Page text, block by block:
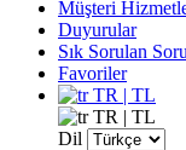
Müşteri
Duyurular
Sık Sorulan
Favoriler
TR | TL
TR | TL
Dil